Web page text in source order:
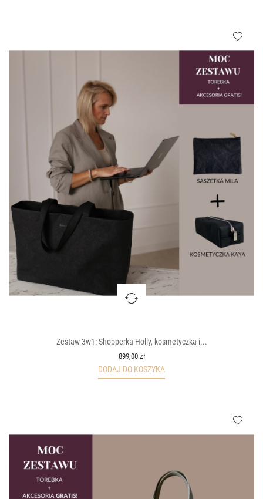
Zestaw 3w1: Shopperka Holly, kosmetyczka i...
899,00 zł
DODAJ DO KOSZYKA